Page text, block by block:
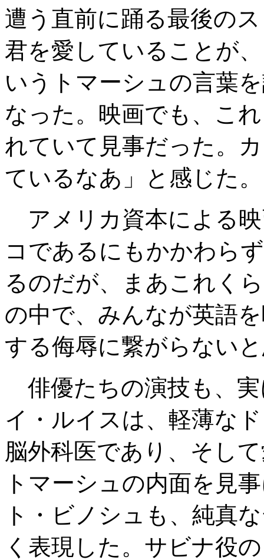
遭う直前に踊る最後の
君を愛していることが
いうトマーシュの言葉
なった。映画でも、こ
れていて見事だった。
ているなあ」と感じた。
アメリカ資本による
コであるにもかかわら
るのだが、まあこれく
の中で、みんなが英語
する侮辱に繋がらない
俳優たちの演技も、
イ・ルイスは、軽薄な
脳外科医であり、そし
トマーシュの内面を見
ト・ビノシュも、純真
く表現した。サビナ役